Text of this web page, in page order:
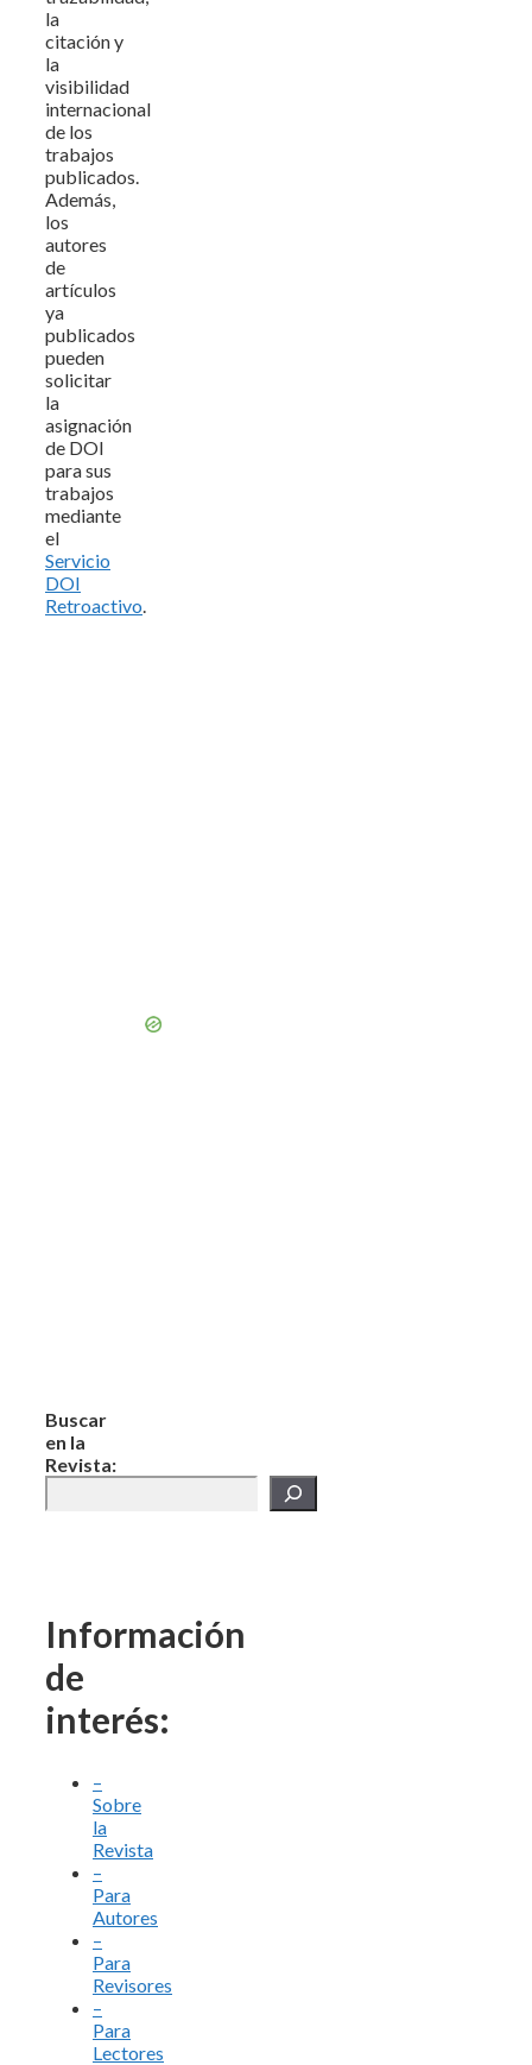
la
citación y
la
visibilidad
internacional
de los
trabajos
publicados.
Además,
los
autores
de
artículos
ya
publicados
pueden
solicitar
la
asignación
de DOI
para sus
trabajos
mediante
el
Servicio
DOI
Retroactivo.
Buscar
en la
Revista:
Información
de
interés:
–
Sobre
la
Revista
–
Para
Autores
–
Para
Revisores
–
Para
Lectores